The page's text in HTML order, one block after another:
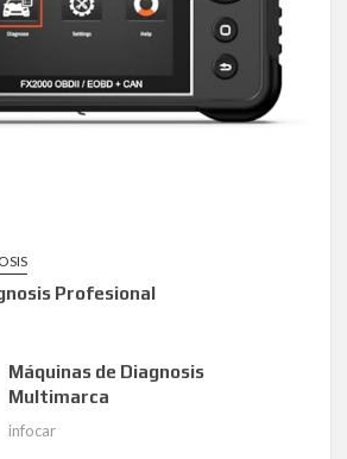
Profesional
Máquinas de Diagnosis
Multimarca
infocar